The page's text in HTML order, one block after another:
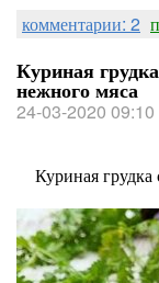
комментарии: 2
Куриная
нежного мяса
24-03-2020 09:10
Куриная